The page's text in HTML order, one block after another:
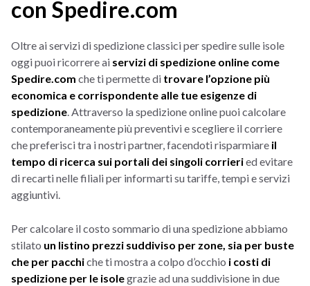
con Spedire.com
Oltre ai servizi di spedizione classici per spedire sulle isole
oggi puoi ricorrere ai servizi di spedizione online come
Spedire.com che ti permette di trovare l’opzione più
economica e corrispondente alle tue esigenze di
spedizione. Attraverso la spedizione online puoi calcolare
contemporaneamente più preventivi e scegliere il corriere
che preferisci tra i nostri partner, facendoti risparmiare il
tempo di ricerca sui portali dei singoli corrieried evitare
di recarti nelle filiali per informarti su tariffe, tempi e servizi
aggiuntivi.
Per calcolare il costo sommario di una spedizione abbiamo
stilato un listino prezzi suddiviso per zone, sia per buste
che per pacchiche ti mostra a colpo d’occhio i costi di
spedizione per le isolegrazie ad una suddivisione in due